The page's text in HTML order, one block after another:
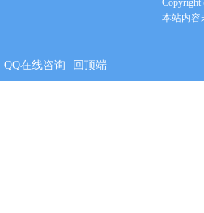
Copyright
本站内容
QQ在线咨询 回顶端